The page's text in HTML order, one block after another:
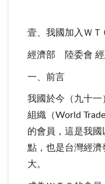
壹、我國加入ＷＴ
經濟部 陸委會
一、前言
我國於今（九十
組織（World
的會員，這是我
點，也是台灣經
大。